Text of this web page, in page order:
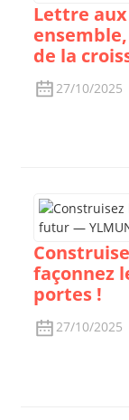
Lettre
de la
27/10/2025
façonnez
portes !
27/10/2025